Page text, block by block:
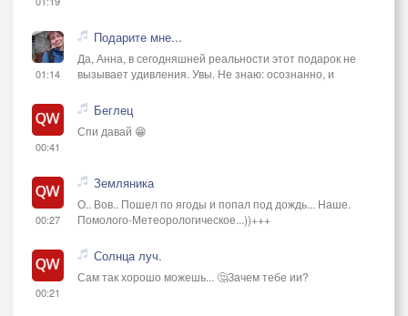
01:14
Подарите мне...
Да, Анна, в сегодняшней реальности этот подарок не
вызывает удивления. Увы. Не знаю: осознанно, и
00:41
Беглец
Спи давай 😁
00:27
Земляника
О.. Вов.. Пошел по ягоды и попал под дождь... Наше.
Помолого-Метеорологическое...))+++
00:21
Солнца луч.
Сам так хорошо можешь... 🤔Зачем тебе ии?